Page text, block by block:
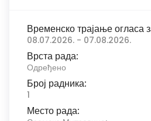
Временско трајање огласа
08.07.2026. - 07.08.2026.
Врста рада:
Одређено
Број радника:
1
Место рада: